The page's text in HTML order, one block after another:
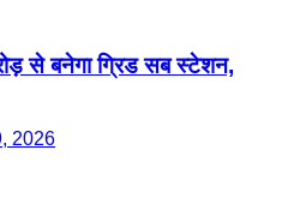
से बनेगा ग्रिड सब स्टेशन,
2026